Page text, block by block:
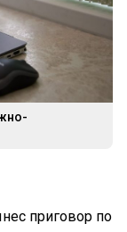
приговор по